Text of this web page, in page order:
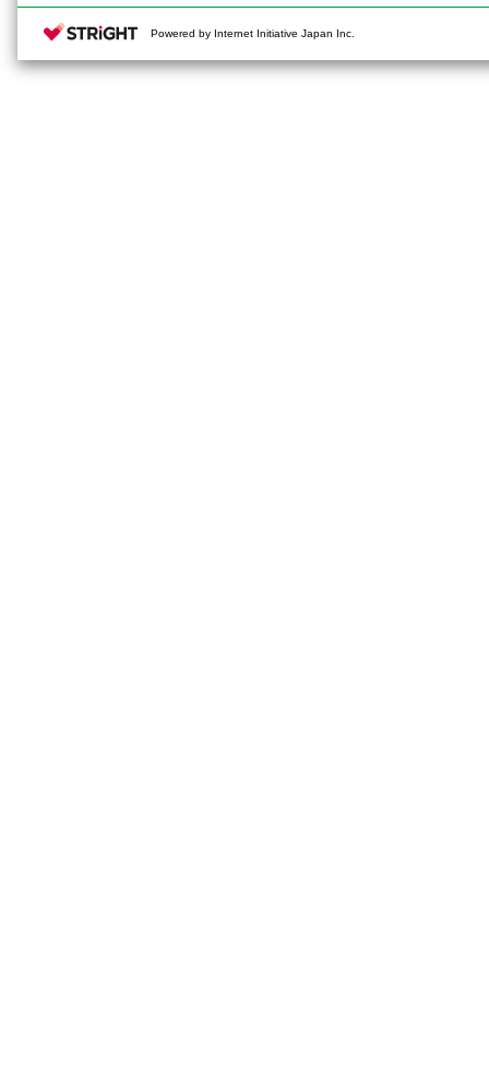
Powered by Internet Initiative Japan Inc.